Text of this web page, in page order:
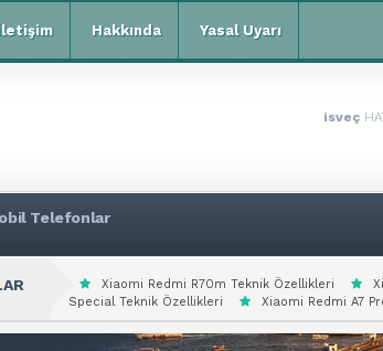
Hakkında Yasal Uyarı
isveç
Telefonlar
Xiaomi Redmi R70m Teknik Özellikleri
Special Teknik Özellikleri
Xiaomi Redmi A7